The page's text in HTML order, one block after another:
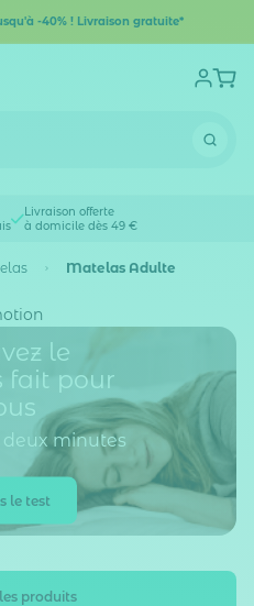
-40% ! Livraison gratuite*
Livraison offerte
à domicile dès 49 €
Matelas Adulte
le
fait pour
minutes
le test
produits